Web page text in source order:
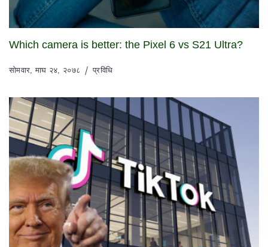
Which camera is better: the Pixel 6 vs S21 Ultra?
सोमवार, माघ २४, २०७८ प्रविधि